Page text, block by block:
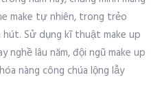
make tự nhiên, trong trẻo
Sử dụng kĩ thuật make up
nghề lâu năm, đội ngũ make up
nàng công chúa lộng lẫy